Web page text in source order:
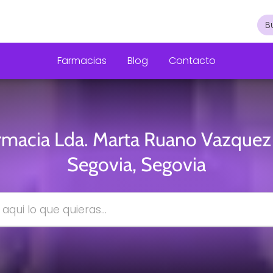
Farmacias Blog Contacto
Lda. Marta Ruano
Segovia, Segovia